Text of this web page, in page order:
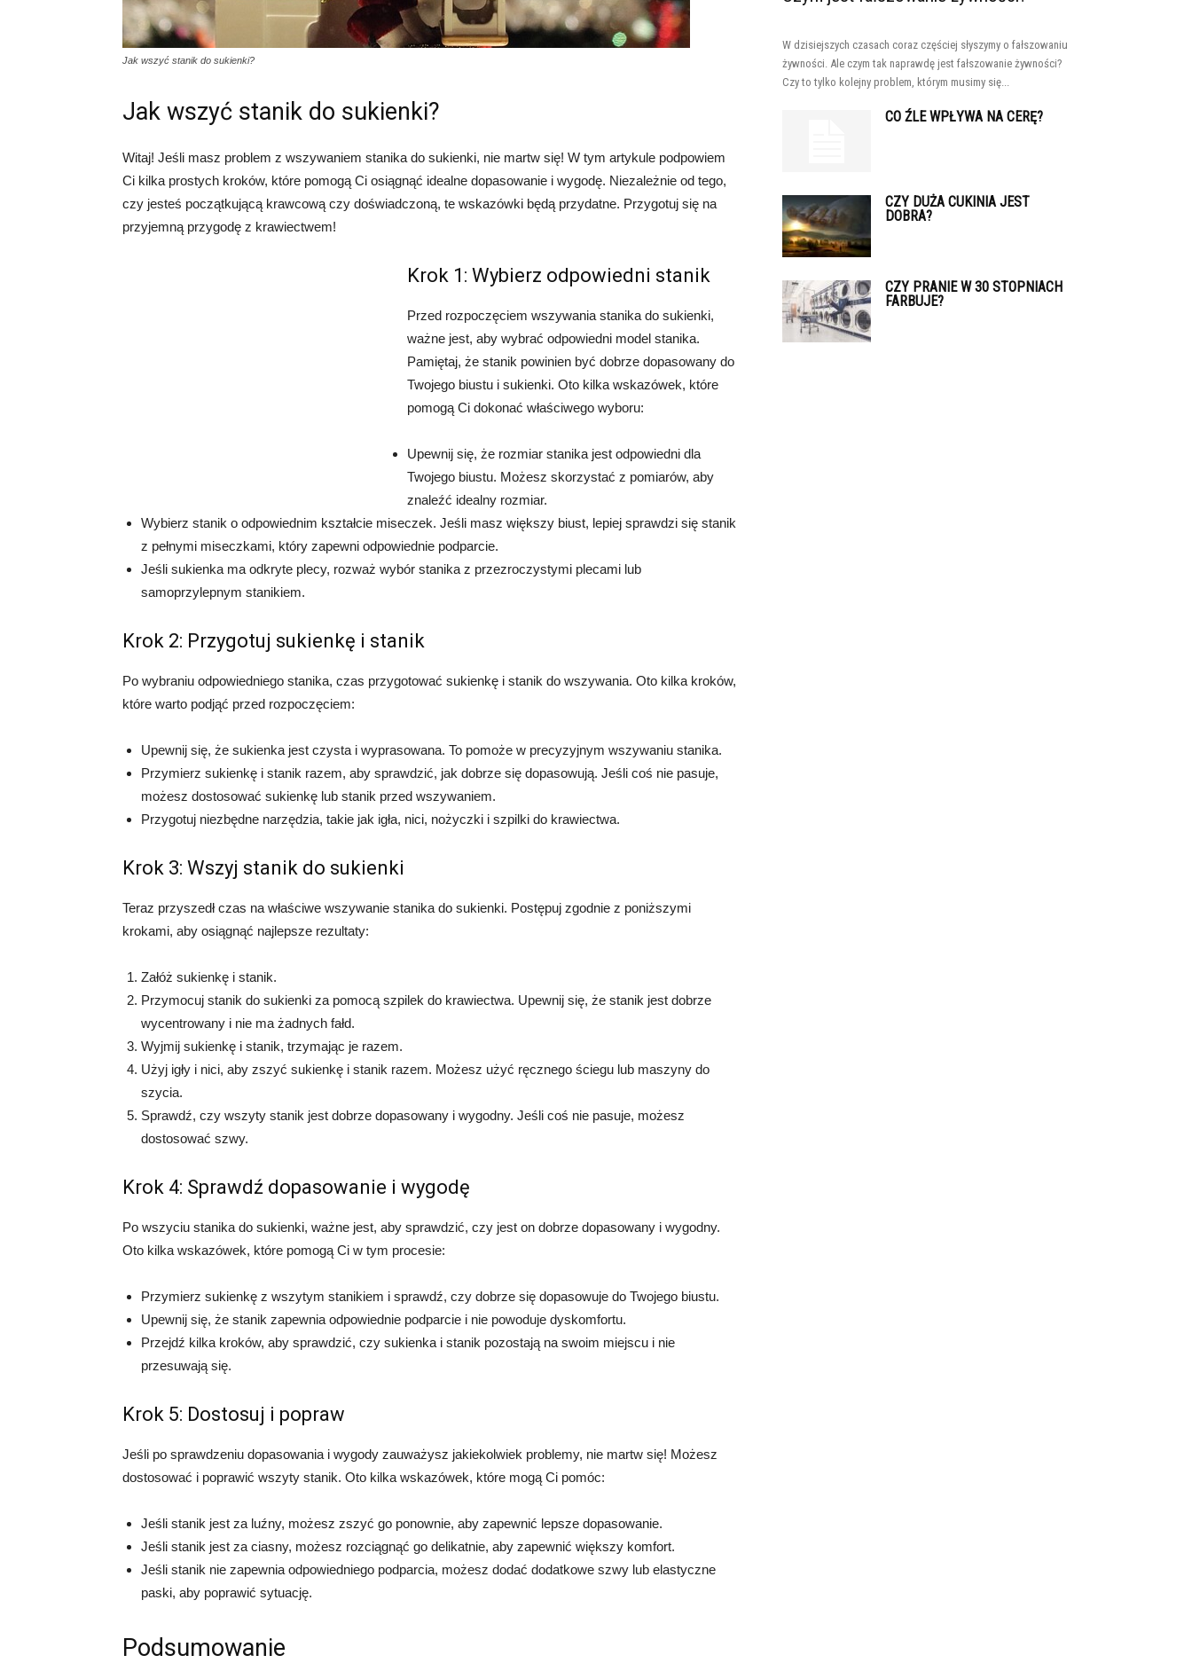
Jak wszyć stanik do sukienki?
Jak wszyć stanik do sukienki?
Witaj! Jeśli masz problem z wszywaniem stanika do sukienki, nie martw się! W tym artykule podpowiem
Ci kilka prostych kroków, które pomogą Ci osiągnąć idealne dopasowanie i wygodę. Niezależnie od tego,
czy jesteś początkującą krawcową czy doświadczoną, te wskazówki będą przydatne. Przygotuj się na
przyjemną przygodę z krawiectwem!
Krok 1: Wybierz odpowiedni stanik
Przed rozpoczęciem wszywania stanika do sukienki,
ważne jest, aby wybrać odpowiedni model stanika.
Pamiętaj, że stanik powinien być dobrze dopasowany do
Twojego biustu i sukienki. Oto kilka wskazówek, które
pomogą Ci dokonać właściwego wyboru:
Upewnij się, że rozmiar stanika jest odpowiedni dla
Twojego biustu. Możesz skorzystać z pomiarów, aby
znaleźć idealny rozmiar.
Wybierz stanik o odpowiednim kształcie miseczek. Jeśli masz większy biust, lepiej sprawdzi się stanik
z pełnymi miseczkami, który zapewni odpowiednie podparcie.
Jeśli sukienka ma odkryte plecy, rozważ wybór stanika z przezroczystymi plecami lub
samoprzylepnym stanikiem.
Krok 2: Przygotuj sukienkę i stanik
Po wybraniu odpowiedniego stanika, czas przygotować sukienkę i stanik do wszywania. Oto kilka kroków,
które warto podjąć przed rozpoczęciem:
Upewnij się, że sukienka jest czysta i wyprasowana. To pomoże w precyzyjnym wszywaniu stanika.
Przymierz sukienkę i stanik razem, aby sprawdzić, jak dobrze się dopasowują. Jeśli coś nie pasuje,
możesz dostosować sukienkę lub stanik przed wszywaniem.
Przygotuj niezbędne narzędzia, takie jak igła, nici, nożyczki i szpilki do krawiectwa.
Krok 3: Wszyj stanik do sukienki
Teraz przyszedł czas na właściwe wszywanie stanika do sukienki. Postępuj zgodnie z poniższymi
krokami, aby osiągnąć najlepsze rezultaty:
Załóż sukienkę i stanik.
Przymocuj stanik do sukienki za pomocą szpilek do krawiectwa. Upewnij się, że stanik jest dobrze
wycentrowany i nie ma żadnych fałd.
Wyjmij sukienkę i stanik, trzymając je razem.
Użyj igły i nici, aby zszyć sukienkę i stanik razem. Możesz użyć ręcznego ściegu lub maszyny do
szycia.
Sprawdź, czy wszyty stanik jest dobrze dopasowany i wygodny. Jeśli coś nie pasuje, możesz
dostosować szwy.
Krok 4: Sprawdź dopasowanie i wygodę
Po wszyciu stanika do sukienki, ważne jest, aby sprawdzić, czy jest on dobrze dopasowany i wygodny.
Oto kilka wskazówek, które pomogą Ci w tym procesie:
Przymierz sukienkę z wszytym stanikiem i sprawdź, czy dobrze się dopasowuje do Twojego biustu.
Upewnij się, że stanik zapewnia odpowiednie podparcie i nie powoduje dyskomfortu.
Przejdź kilka kroków, aby sprawdzić, czy sukienka i stanik pozostają na swoim miejscu i nie
przesuwają się.
Krok 5: Dostosuj i popraw
Jeśli po sprawdzeniu dopasowania i wygody zauważysz jakiekolwiek problemy, nie martw się! Możesz
dostosować i poprawić wszyty stanik. Oto kilka wskazówek, które mogą Ci pomóc:
Jeśli stanik jest za luźny, możesz zszyć go ponownie, aby zapewnić lepsze dopasowanie.
Jeśli stanik jest za ciasny, możesz rozciągnąć go delikatnie, aby zapewnić większy komfort.
Jeśli stanik nie zapewnia odpowiedniego podparcia, możesz dodać dodatkowe szwy lub elastyczne
paski, aby poprawić sytuację.
Podsumowanie
W dzisiejszych czasach coraz częściej słyszymy o fałszowaniu
żywności. Ale czym tak naprawdę jest fałszowanie żywności?
Czy to tylko kolejny problem, którym musimy się...
CO ŹLE WPŁYWA NA CERĘ?
CZY DUŻA CUKINIA JEST
DOBRA?
CZY PRANIE W 30 STOPNIACH
FARBUJE?